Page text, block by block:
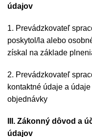
údajov
1. Prevádzkovateľ
poskytol/la alebo
získal na základe
2. Prevádzkovateľ
kontaktné údaje a
objednávky
III. Zákonný dôvod a
údajov